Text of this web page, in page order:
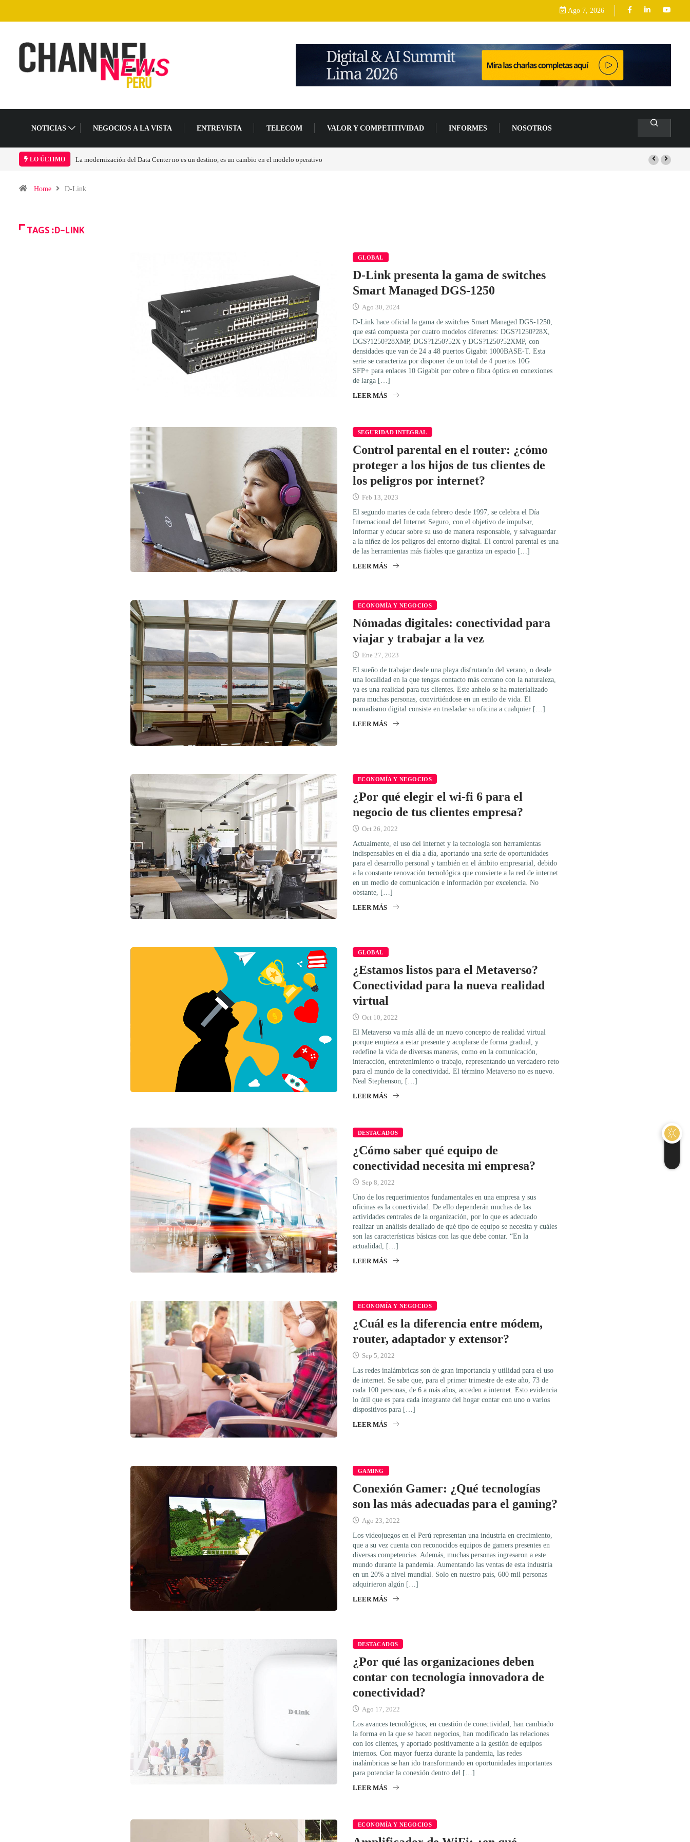
Ago 7, 2026
NOTICIAS NEGOCIOS A LA VISTA ENTREVISTA TELECOM VALOR Y COMPETITIVIDAD INFORMES NOSOTROS
LO ÚLTIMO Los ingresos por semiconductores aumentarán más de un 94 % en 2026
Home D-Link
TAGS :D-LINK
GLOBAL
D-Link presenta la gama de switches
Smart Managed DGS-1250
Ago 30, 2024
D-Link hace oficial la gama de switches Smart Managed DGS-1250,
que está compuesta por cuatro modelos diferentes: DGS?1250?28X,
DGS?1250?28XMP, DGS?1250?52X y DGS?1250?52XMP, con
densidades que van de 24 a 48 puertos Gigabit 1000BASE-T. Esta
serie se caracteriza por disponer de un total de 4 puertos 10G
SFP+ para enlaces 10 Gigabit por cobre o fibra óptica en conexiones
de larga […]
LEER MÁS
SEGURIDAD INTEGRAL
Control parental en el router: ¿cómo
proteger a los hijos de tus clientes de
los peligros por internet?
Feb 13, 2023
El segundo martes de cada febrero desde 1997, se celebra el Día
Internacional del Internet Seguro, con el objetivo de impulsar,
informar y educar sobre su uso de manera responsable, y salvaguardar
a la niñez de los peligros del entorno digital. El control parental es una
de las herramientas más fiables que garantiza un espacio […]
LEER MÁS
ECONOMÍA Y NEGOCIOS
Nómadas digitales: conectividad para
viajar y trabajar a la vez
Ene 27, 2023
El sueño de trabajar desde una playa disfrutando del verano, o desde
una localidad en la que tengas contacto más cercano con la naturaleza,
ya es una realidad para tus clientes. Este anhelo se ha materializado
para muchas personas, convirtiéndose en un estilo de vida. El
nomadismo digital consiste en trasladar su oficina a cualquier […]
LEER MÁS
ECONOMÍA Y NEGOCIOS
¿Por qué elegir el wi-fi 6 para el
negocio de tus clientes empresa?
Oct 26, 2022
Actualmente, el uso del internet y la tecnología son herramientas
indispensables en el día a día, aportando una serie de oportunidades
para el desarrollo personal y también en el ámbito empresarial, debido
a la constante renovación tecnológica que convierte a la red de internet
en un medio de comunicación e información por excelencia. No
obstante, […]
LEER MÁS
GLOBAL
¿Estamos listos para el Metaverso?
Conectividad para la nueva realidad
virtual
Oct 10, 2022
El Metaverso va más allá de un nuevo concepto de realidad virtual
porque empieza a estar presente y acoplarse de forma gradual, y
redefine la vida de diversas maneras, como en la comunicación,
interacción, entretenimiento o trabajo, representando un verdadero reto
para el mundo de la conectividad. El término Metaverso no es nuevo.
Neal Stephenson, […]
LEER MÁS
DESTACADOS
¿Cómo saber qué equipo de
conectividad necesita mi empresa?
Sep 8, 2022
Uno de los requerimientos fundamentales en una empresa y sus
oficinas es la conectividad. De ello dependerán muchas de las
actividades centrales de la organización, por lo que es adecuado
realizar un análisis detallado de qué tipo de equipo se necesita y cuáles
son las características básicas con las que debe contar. “En la
actualidad, […]
LEER MÁS
ECONOMÍA Y NEGOCIOS
¿Cuál es la diferencia entre módem,
router, adaptador y extensor?
Sep 5, 2022
Las redes inalámbricas son de gran importancia y utilidad para el uso
de internet. Se sabe que, para el primer trimestre de este año, 73 de
cada 100 personas, de 6 a más años, acceden a internet. Esto evidencia
lo útil que es para cada integrante del hogar contar con uno o varios
dispositivos para […]
LEER MÁS
GAMING
Conexión Gamer: ¿Qué tecnologías
son las más adecuadas para el gaming?
Ago 23, 2022
Los videojuegos en el Perú representan una industria en crecimiento,
que a su vez cuenta con reconocidos equipos de gamers presentes en
diversas competencias. Además, muchas personas ingresaron a este
mundo durante la pandemia. Aumentando las ventas de esta industria
en un 20% a nivel mundial. Solo en nuestro país, 600 mil personas
adquirieron algún […]
LEER MÁS
DESTACADOS
¿Por qué las organizaciones deben
contar con tecnología innovadora de
conectividad?
Ago 17, 2022
Los avances tecnológicos, en cuestión de conectividad, han cambiado
la forma en la que se hacen negocios, han modificado las relaciones
con los clientes, y aportado positivamente a la gestión de equipos
internos. Con mayor fuerza durante la pandemia, las redes
inalámbricas se han ido transformando en oportunidades importantes
para potenciar la conexión dentro del […]
LEER MÁS
ECONOMÍA Y NEGOCIOS